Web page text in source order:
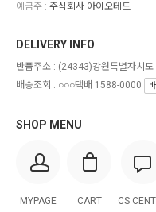
예금주 : 주식회사 아이오테드
SHOP MENU
MYPAGE CART CS
DELIVERY INFO
반품주소 : (24343)강원특별자치
배송조회 : ○○○택배 1588-0000